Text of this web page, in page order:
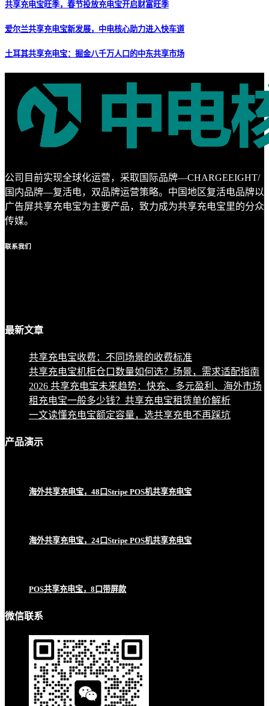
共享充电宝旺季，春节投放充电宝开启财富旺季
爱尔兰共享充电宝新发展，中电核心助力进入快车道
土耳其共享充电宝：掘金八千万人口的中东共享市场
公司目前实现全球化运营，采取国际品牌—CHARGEEIGHT/
国内品牌—复活电，双品牌运营策略。中国地区复活电品牌以
广告屏共享充电宝为主要产品，致力成为共享充电宝里的分众
传媒。
联系我们
最新文章
共享充电宝收费：不同场景的收费标准
共享充电宝机柜仓口数量如何选？场景，需求适配指南
2026 共享充电宝未来趋势：快充、多元盈利、海外市场
租充电宝一般多少钱？共享充电宝租赁单价解析
一文读懂充电宝额定容量，选共享充电不再踩坑
产品演示
海外共享充电宝，48口Stripe POS机共享充电宝
海外共享充电宝，24口Stripe POS机共享充电宝
POS共享充电宝，8口带屏款
微信联系